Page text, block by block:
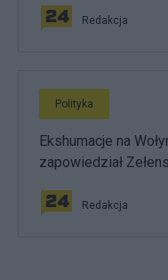
Redakcja
Polityka
Ekshumacje na
zapowiedział
Redakcja